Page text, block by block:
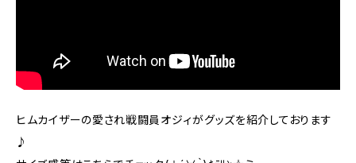
ヒムカイザーの愛され戦闘員オジィがグッズを紹介しております
♪